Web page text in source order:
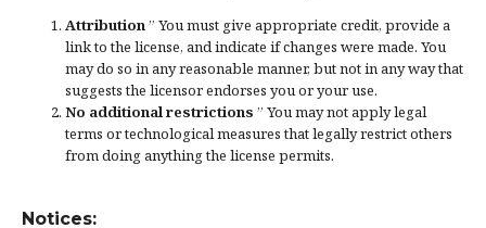
Attribution ” You must give appropriate credit, provide a
link to the license, and indicate if changes were made. You
may do so in any reasonable manner, but not in any way that
suggests the licensor endorses you or your use.
No additional restrictions ” You may not apply legal
terms ortechnological measuresthat legally restrict others
from doing anything the license permits.
Notices: